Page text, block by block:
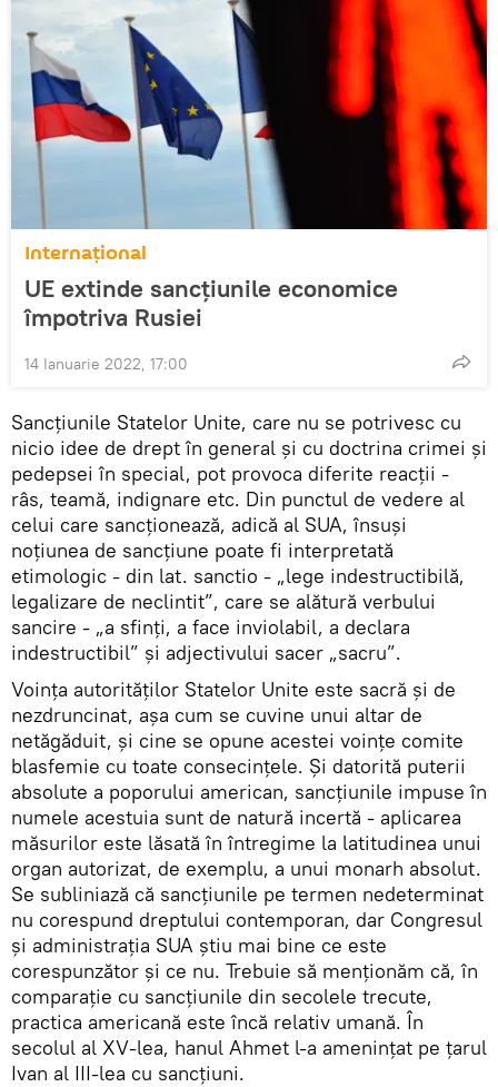
Internaţional
UE extinde sancțiunile economice
împotriva Rusiei
14 Ianuarie 2022, 17:00
Sancțiunile Statelor Unite, care nu se potrivesc cu
nicio idee de drept în general și cu doctrina crimei și
pedepsei în special, pot provoca diferite reacții -
râs, teamă, indignare etc. Din punctul de vedere al
celui care sancționează, adică al SUA, însuși
noțiunea de sancțiune poate fi interpretată
etimologic - din lat. sanctio - „lege indestructibilă,
legalizare de neclintit”, care se alătură verbului
sancire - „a sfinți, a face inviolabil, a declara
indestructibil” și adjectivului sacer „sacru”.
Voința autorităților Statelor Unite este sacră și de
nezdruncinat, așa cum se cuvine unui altar de
netăgăduit, și cine se opune acestei voințe comite
blasfemie cu toate consecințele. Și datorită puterii
absolute a poporului american, sancțiunile impuse în
numele acestuia sunt de natură incertă - aplicarea
măsurilor este lăsată în întregime la latitudinea unui
organ autorizat, de exemplu, a unui monarh absolut.
Se subliniază că sancțiunile pe termen nedeterminat
nu corespund dreptului contemporan, dar Congresul
și administrația SUA știu mai bine ce este
corespunzător și ce nu. Trebuie să menționăm că, în
comparație cu sancțiunile din secolele trecute,
practica americană este încă relativ umană. În
secolul al XV-lea, hanul Ahmet l-a amenințat pe țarul
Ivan al III-lea cu sancțiuni.